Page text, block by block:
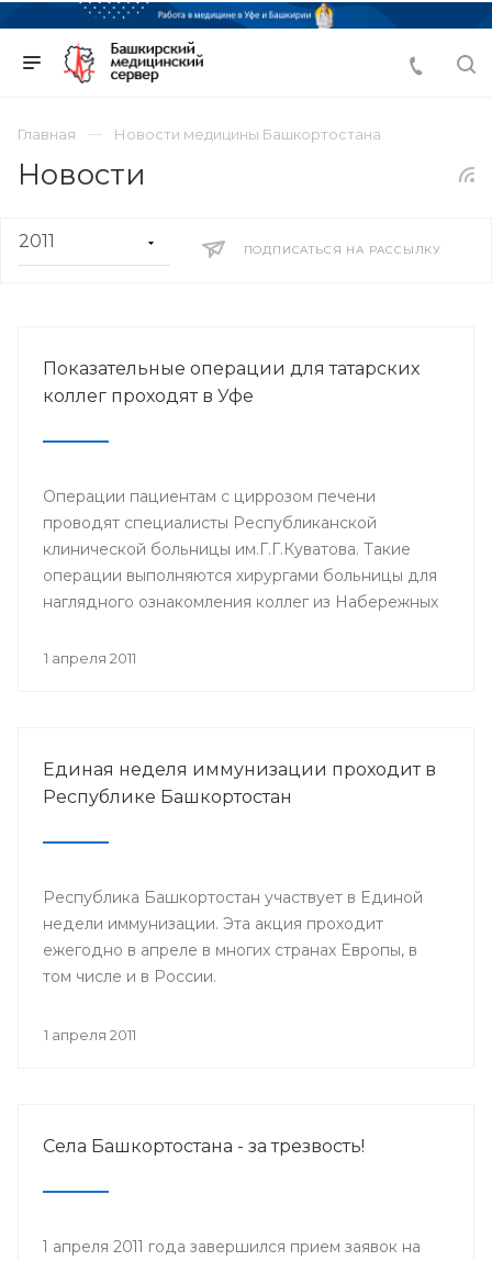
Главная Новости медицины Башкортостана
Новости
ПОДПИСАТЬСЯ НА РАССЫЛКУ
Показательные операции для татарских
коллег проходят в Уфе
Операции пациентам с циррозом печени
проводят специалисты Республиканской
клинической больницы им.Г.Г.Куватова. Такие
операции выполняются хирургами больницы для
наглядного ознакомления коллег из Набережных
вмешательствами.
1 апреля 2011
Единая неделя иммунизации проходит в
Республике Башкортостан
Республика Башкортостан участвует в Единой
недели иммунизации. Эта акция проходит
ежегодно в апреле в многих странах Европы, в
том числе и в России.
1 апреля 2011
Села Башкортостана - за трезвость!
1 апреля 2011 года завершился прием заявок на